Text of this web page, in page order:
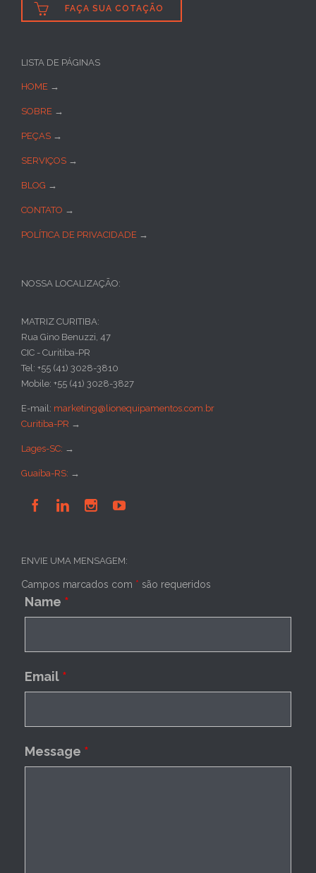
 FAÇA SUA COTAÇÃO
LISTA DE PÁGINAS
HOME →
SOBRE →
PEÇAS →
SERVIÇOS →
BLOG →
CONTATO →
POLÍTICA DE PRIVACIDADE →
NOSSA LOCALIZAÇÃO:
MATRIZ CURITIBA:
Rua Gino Benuzzi, 47
CIC - Curitiba-PR
Tel: +55 (41) 3028-3810
Mobile: +55 (41) 3028-3827
E-mail: marketing@lionequipamentos.com.br
Curitiba-PR →
Lages-SC: →
Guaíba-RS: →
   
ENVIE UMA MENSAGEM:
Campos marcados com * são requeridos
Name *
Email *
Message *